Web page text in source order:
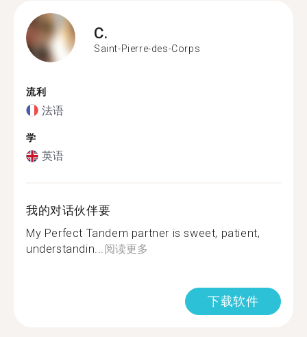
C.
Saint-Pierre-des-Corps
流利
法语
学
英语
我的对话伙伴要
My Perfect Tandem partner is sweet, patient,
understandin...阅读更多
下载软件